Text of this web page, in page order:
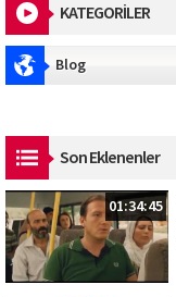
KATEGORİLER
Blog
Son Eklenenler
01:34:45